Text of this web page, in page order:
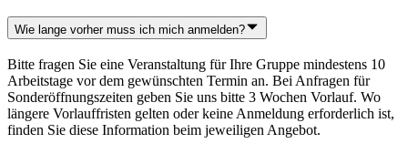
Wie lange vorher muss ich mich anmelden?
Bitte fragen Sie eine Veranstaltung für Ihre Gruppe mindestens 10
Arbeitstage vor dem gewünschten Termin an. Bei Anfragen für
Sonderöffnungszeiten geben Sie uns bitte 3 Wochen Vorlauf. Wo
längere Vorlauffristen gelten oder keine Anmeldung erforderlich ist,
finden Sie diese Information beim jeweiligen Angebot.